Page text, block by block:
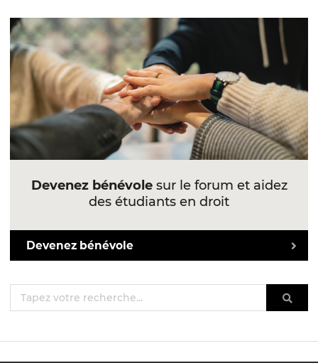
Devenez bénévolesur le forum et aidez
des étudiants en droit
Devenez bénévole